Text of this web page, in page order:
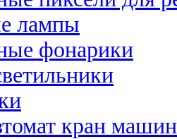
лампы
фонарики
кран